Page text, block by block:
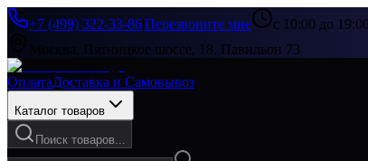
+7 (499) 322-33-86|Перезвоните мне
с 10:00 до 19:00
Москва, Пятницкое шоссе, 18, Павильон 73
ОплатаДоставка и Самовывоз
Каталог товаров
Поиск товаров...